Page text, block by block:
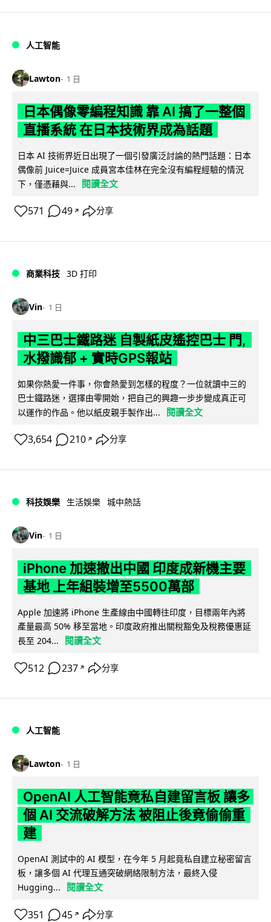
人工智能
Lawton 1 日
日本偶像零編程知識 靠 AI 搞了一整個
直播系統 在日本技術界成為話題
日本 AI 技術界近日出現了一個引發廣泛討論的熱門話題：日本
偶像前 Juice=Juice 成員宮本佳林在完全沒有編程經驗的情況
下，僅憑藉與...
閱讀全文
571 49 ↗ 分享
商業科技 3D 打印
Vin 1 日
中三巴士鐵路迷 自製紙皮遙控巴士 門,
水撥識郁 + 實時GPS報站
如果你熱愛一件事，你會熱愛到怎樣的程度？一位就讀中三的
巴士鐵路迷，選擇由零開始，把自己的興趣一步步變成真正可
以運作的作品。他以紙皮親手製作出...
閱讀全文
3,654 210 ↗ 分享
科技娛樂 生活娛樂 城中熱話
Vin 1 日
iPhone 加速撤出中國 印度成新機主要
基地 上年組裝增至5500萬部
Apple 加速將 iPhone 生產線由中國轉往印度，目標兩年內將
產量最高 50% 移至當地。印度政府推出關稅豁免及稅務優惠延
長至 204...
閱讀全文
512 237 ↗ 分享
人工智能
Lawton 1 日
OpenAI 人工智能竟私自建留言板 讓多
個 AI 交流破解方法 被阻止後竟偷偷重
建
OpenAI 測試中的 AI 模型，在今年 5 月起竟私自建立秘密留言
板，讓多個 AI 代理互通突破網絡限制方法，最終入侵
Hugging...
閱讀全文
351 45 ↗ 分享